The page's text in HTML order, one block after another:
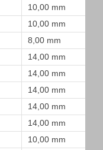
10,00 mm
10,00 mm
8,00 mm
14,00 mm
14,00 mm
14,00 mm
14,00 mm
14,00 mm
10,00 mm